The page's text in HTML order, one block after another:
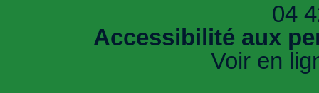
04
Accessibilité aux
Voir en